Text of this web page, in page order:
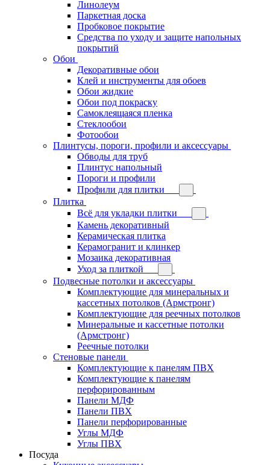
Линолеум
Паркетная доска
Пробковое покрытие
Средства по уходу и защите напольных
покрытий
Обои
Декоративные обои
Клей и инструменты для обоев
Обои жидкие
Обои под покраску
Самоклеящаяся пленка
Стеклообои
Фотообои
Плинтусы, пороги, профили и аксессуары
Обводы для труб
Плинтус напольный
Пороги и профили
Профили для плитки
Плитка
Всё для укладки плитки
Камень декоративный
Керамическая плитка
Керамогранит и клинкер
Мозаика декоративная
Уход за плиткой
Подвесные потолки и аксессуары
Комплектующие для минеральных и
кассетных потолков (Армстронг)
Комплектующие для реечных потолков
Минеральные и кассетные потолки
(Армстронг)
Реечные потолки
Стеновые панели
Комплектующие к панелям ПВХ
Комплектующие к панелям
перфорированным
Панели МДФ
Панели ПВХ
Панели перфорированные
Углы МДФ
Углы ПВХ
Посуда